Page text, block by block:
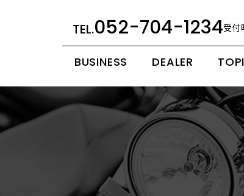
052-704-1234受
BUSINESS DEALER